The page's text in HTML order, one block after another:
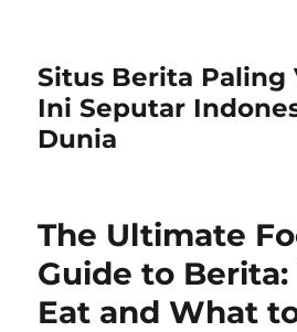
Situs Berita Paling
Ini Seputar
Dunia
The Ultimate
Guide to
Eat and What